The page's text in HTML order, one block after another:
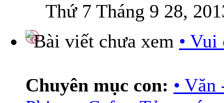
Thứ 7 Tháng 9 28,
•
Chuyên mục con: • Văn